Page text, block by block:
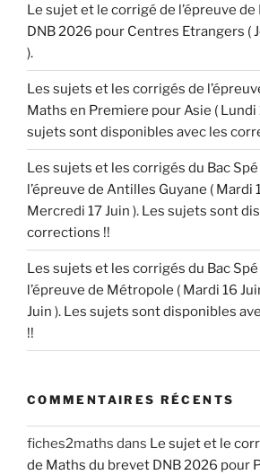
Le sujet et le corrigé de l’épreuve
DNB 2026 pour Centres Etrangers (
).
Les sujets et les corrigés de
Maths en Premiere pour Asie ( Lundi
sujets sont disponibles avec les
Les sujets et les corrigés du Bac
l’épreuve de Antilles Guyane ( Mardi
Mercredi 17 Juin ). Les sujets sont
corrections !!
Les sujets et les corrigés du Bac
l’épreuve de Métropole ( Mardi 16
Juin ). Les sujets sont disponibles
!!
COMMENTAIRES RÉCENTS
fiches2maths dans Le sujet et le
de Maths du brevet DNB 2026 pour